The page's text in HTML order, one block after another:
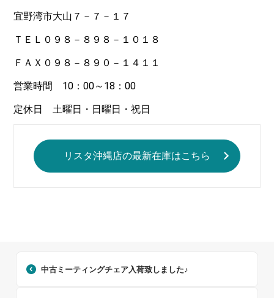
宜野湾市大山７－７－１７
ＴＥＬ０９８－８９８－１０１８
ＦＡＸ０９８－８９０－１４１１
営業時間 10：00～18：00
定休日 土曜日・日曜日・祝日
リスタ沖縄店の最新在庫はこちら
中古ミーティングチェア入荷致しました♪